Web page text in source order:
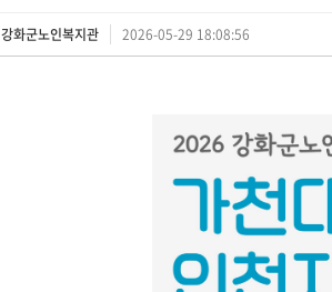
강화군노인복지관 2026-05-29 18:08:56